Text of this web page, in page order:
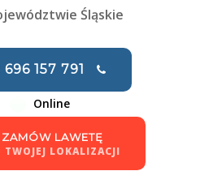
Śląskie
157 791
Online
ZAMÓW LAWETĘ
TWOJEJ LOKALIZACJI